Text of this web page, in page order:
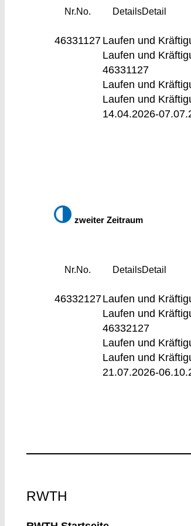
Nr.No. DetailsDetail
46331127Laufen und
Laufen und
46331127
Laufen und
Laufen und
14.04.2026-
zweiter Zeitraum
Nr.No. DetailsDetail
46332127Laufen und
Laufen und
46332127
Laufen und
Laufen und
21.07.2026-
RWTH